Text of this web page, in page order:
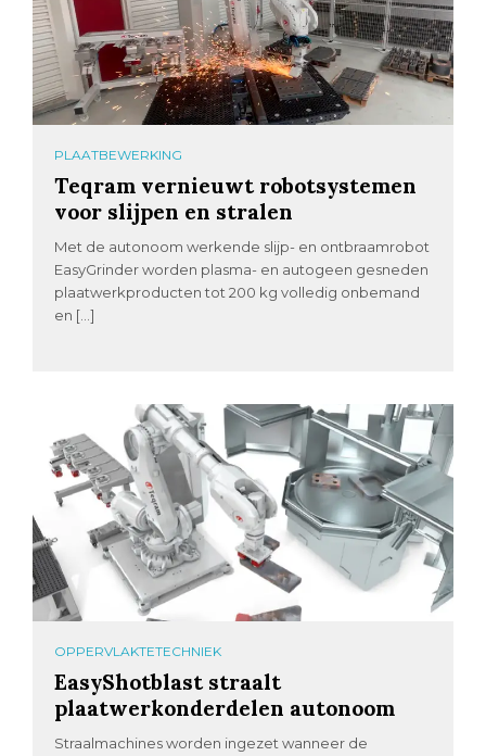
PLAATBEWERKING
Teqram vernieuwt robotsystemen
voor slijpen en stralen
Met de autonoom werkende slijp- en ontbraamrobot
EasyGrinder worden plasma- en autogeen gesneden
plaatwerkproducten tot 200 kg volledig onbemand
en […]
OPPERVLAKTETECHNIEK
EasyShotblast straalt
plaatwerkonderdelen autonoom
Straalmachines worden ingezet wanneer de